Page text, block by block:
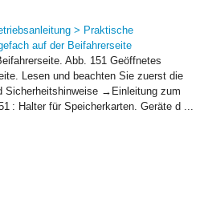
> Praktische
auf der Beifahrerseite
Abb. 151 Geöffnetes
Lesen und beachten Sie zuerst die
Sicherheitshinweise →Einleitung zum
: Halter für Speicherkarten. Geräte d ...